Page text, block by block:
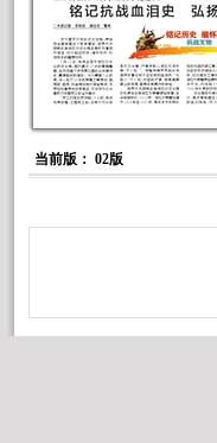
当前版： 02版